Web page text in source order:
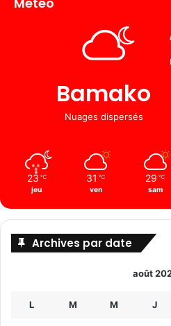
Bamako
Nuages ​​dispersés
23 ℃
jeu
31 ℃
ven
29 ℃
sam
Archives par date
août
L M M J